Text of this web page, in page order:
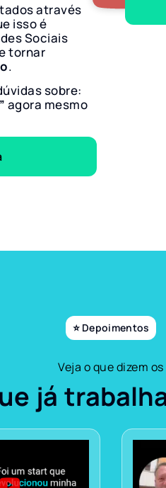
através
isso é
Sociais
tornar
.
sobre:
agora mesmo
⭐ Depoimentos
Veja o que dizem os
já